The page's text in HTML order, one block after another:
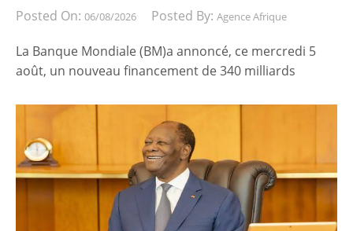
Posted On: 06/08/2026 Posted By: Agence Afrique
La Banque Mondiale (BM)a annoncé, ce mercredi 5
août, un nouveau financement de 340 milliards